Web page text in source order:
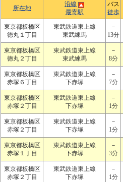
所在地
沿線
最寄駅
バス
徒歩
東京都板橋区
徳丸１丁目
東武鉄道東上線
東武練馬
－
13分
東京都板橋区
徳丸２丁目
東武鉄道東上線
東武練馬
－
8分
東京都板橋区
赤塚６丁目
東武鉄道東上線
下赤塚
－
7分
東京都板橋区
赤塚２丁目
東武鉄道東上線
下赤塚
－
1分
東京都板橋区
赤塚２丁目
東武鉄道東上線
下赤塚
－
1分
東京都板橋区
赤塚１丁目
東武鉄道東上線
下赤塚
－
3分
東京都板橋区
赤塚２丁目
東武鉄道東上線
下赤塚
－
1分